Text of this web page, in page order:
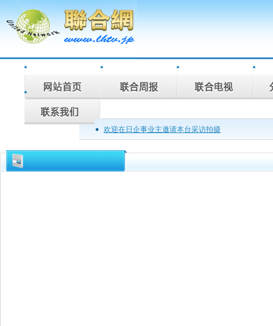
欢迎在日企事业主邀请本台采访拍摄
联合周报为您说话，联合电视为您记录。